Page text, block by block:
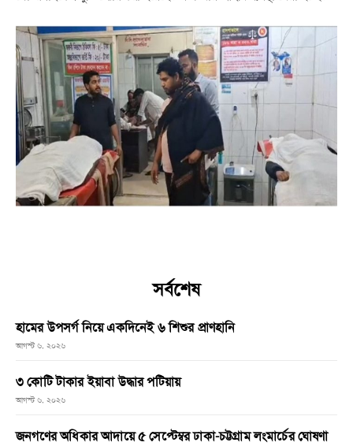
সর্বশেষ
হামের উপসর্গ নিয়ে একদিনেই ৬ শিশুর প্রাণহানি
আগস্ট ৬, ২০২৬
৩ কোটি টাকার ইয়াবা উদ্ধার পটিয়ায়
আগস্ট ৬, ২০২৬
জনগণের অধিকার আদায়ে ৫ সেপ্টেম্বর ঢাকা-চট্টগ্রাম লংমার্চের ঘোষণা